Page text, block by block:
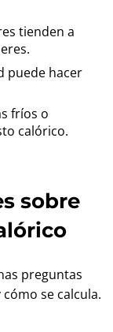
tienden a
puede hacer
fríos o
calórico.
sobre
preguntas
se calcula.